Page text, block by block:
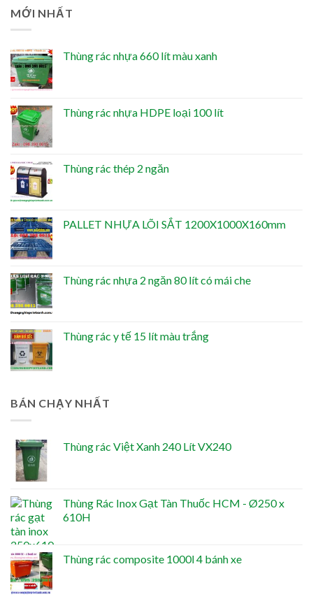
MỚI NHẤT
Thùng rác nhựa 660 lít màu xanh
Thùng rác nhựa HDPE loại 100 lít
Thùng rác thép 2 ngăn
PALLET NHỰA LÕI SẮT 1200X1000X160mm
Thùng rác nhựa 2 ngăn 80 lít có mái che
Thùng rác y tế 15 lít màu trắng
BÁN CHẠY NHẤT
Thùng rác Việt Xanh 240 Lít VX240
Thùng Rác Inox Gạt Tàn Thuốc HCM - Ø250 x
610H
Thùng rác composite 1000l 4 bánh xe